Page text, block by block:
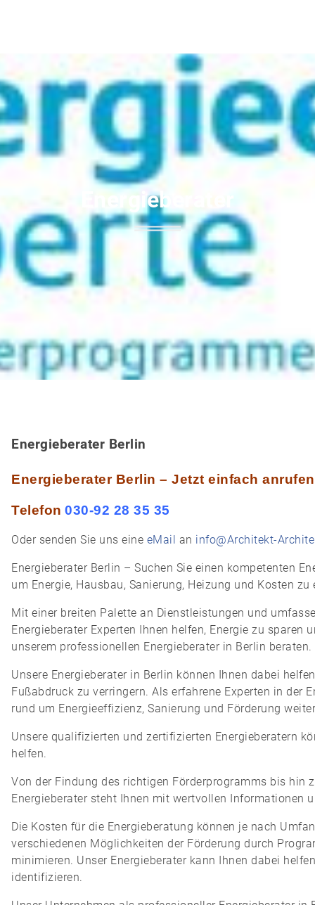
Energieberater
Energieberater Berlin
Energieberater Berlin – Jetzt einfach
Telefon 030-92 28 35 35
Oder senden Sie uns eine eMail an info@Architekt-
Energieberater Berlin – Suchen Sie einen kompetenten
um Energie, Hausbau, Sanierung, Heizung und Kosten zu
Mit einer breiten Palette an Dienstleistungen und
Energieberater Experten Ihnen helfen, Energie zu
unserem professionellen Energieberater in Berlin beraten.
Unsere Energieberater in Berlin können Ihnen dabei
Fußabdruck zu verringern. Als erfahrene Experten in der
rund um Energieeffizienz, Sanierung und Förderung
Unsere qualifizierten und zertifizierten Energieberatern
helfen.
Von der Findung des richtigen Förderprogramms bis hin
Energieberater steht Ihnen mit wertvollen Informationen
Die Kosten für die Energieberatung können je nach
verschiedenen Möglichkeiten der Förderung durch
minimieren. Unser Energieberater kann Ihnen dabei
identifizieren.